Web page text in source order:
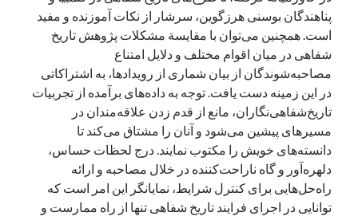
پناهندگان بوسنی هرزگوین، سرشار از نکات آموزنده و مفید
است. همچنین می‌توان با مقایسة مشکلات پژوهش تاریخ
شفاهی در میان اقوام مختلف و دلایل امتناع
مصاحبه‌شوندگان از بیان شماری از رویدادها، به اشتراکاتی
در این زمینه دست یافت. توجه به داده‌های برآمده از تجربیات
تاریخ‌شفاهی‌نگاران، مانع از قدم زدن علاقه‌مندان در
مسیرهای پیشین می‌شود و آنان را مشتاق می‌کند تا
دانسته‌های خویش را مکتوب نمایند. درج لحظات حساس،
دلهره‌آور و گاه ناراحت‌کننده در خلال مصاحبه و ارائه
راه‌حل‌هایی برای کنترل شرایط، نمایانگر این امر است که
توانایی در اجرای فرایند تاریخ شفاهی تنها از راه ممارست و